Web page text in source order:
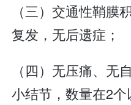
（三）交通性鞘膜
复发，无后遗症；
（四）无压痛、无
小结节，数量在2